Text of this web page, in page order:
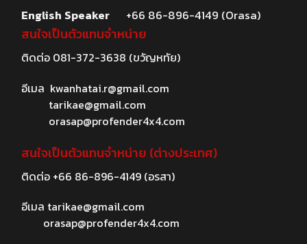
English Speaker
+66 86-896-4149 (Orasa)
สนใจเป็นตัวแทนจำหน่าย
ติดต่อ 081-372-3638 (ขวัญหทัย)
อีเมล kwanhatai.r@gmail.com
tarikae@gmail.com
orasap@profender4x4.com
สนใจเป็นตัวแทนจำหน่าย (ต่างประเทศ)
ติดต่อ +66 86-896-4149(อรสา)
อีเมล tarikae@gmail.com
orasap@profender4x4.com